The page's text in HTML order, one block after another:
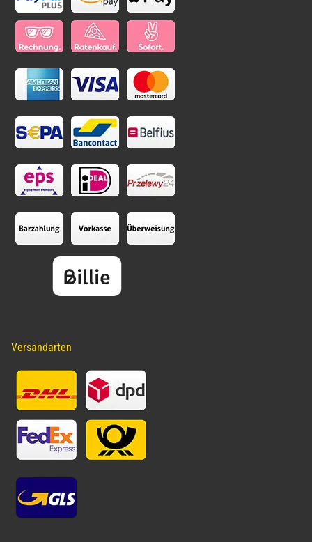
Versandarten